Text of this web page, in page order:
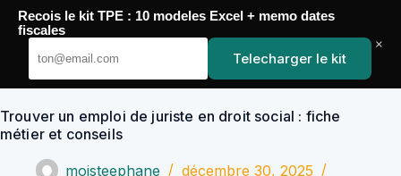
Passer
contenu
YoupiJobs
Trouver un emploi de juriste en droit social : fiche
métier et conseils
moisteephane
décembre 30, 2025
Recois le kit TPE : 10 modeles Excel + memo dates
fiscales
Telecharger le kit
×